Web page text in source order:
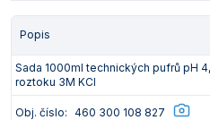
Popis
Sada 1000ml technických pufrů pH
roztoku 3M KCl
Obj. číslo: 460 300 108 827